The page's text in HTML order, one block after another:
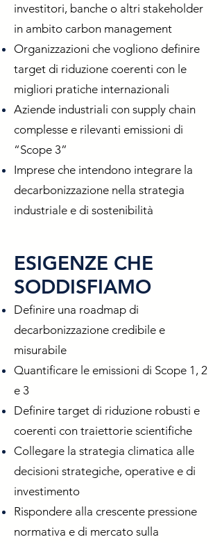
investitori, banche o altri stakeholder
in ambito carbon management
Organizzazioni che vogliono definire
target di riduzione coerenti con le
migliori pratiche internazionali
Aziende industriali con supply chain
complesse e rilevanti emissioni di
“Scope 3”
Imprese che intendono integrare la
decarbonizzazione nella strategia
industriale e di sostenibilità
ESIGENZE CHE
SODDISFIAMO
Definire una roadmap di
decarbonizzazione credibile e
misurabile
Quantificare le emissioni di Scope 1, 2
e 3
Definire target di riduzione robusti e
coerenti con traiettorie scientifiche
Collegare la strategia climatica alle
decisioni strategiche, operative e di
investimento
Rispondere alla crescente pressione
normativa e di mercato sulla